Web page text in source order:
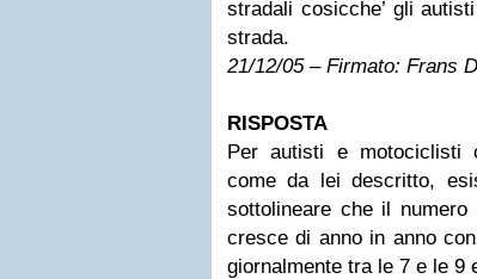
stradali cosicche’ gli
strada.
21/12/05 – Firmato: Frans
RISPOSTA
Per autisti e motociclisti
come da lei descritto,
sottolineare che il
cresce di anno in anno
giornalmente tra le 7 e le 9